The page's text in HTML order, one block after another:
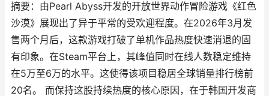
摘要：由Pearl Abyss开发的开放世界动作冒险游戏《红色
沙漠》展现出了异于平常的受欢迎程度。在2026年3月发
售两个月后，这款游戏打破了单机作品热度快速消退的固
有印象。在Steam平台上，其峰值同时在线人数稳定维持
在5万至6万的水平。这使得该项目稳居全球销量排行榜前
20名。 而保持这股持续热度的核心原因，在于韩国开发商